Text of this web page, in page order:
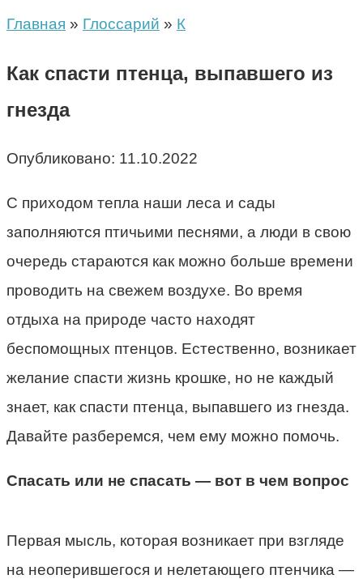
Главная » Глоссарий » К
Как спасти птенца, выпавшего из
гнезда
Опубликовано: 11.10.2022
С приходом тепла наши леса и сады
заполняются птичьими песнями, а люди в свою
очередь стараются как можно больше времени
проводить на свежем воздухе. Во время
отдыха на природе часто находят
беспомощных птенцов. Естественно, возникает
желание спасти жизнь крошке, но не каждый
знает, как спасти птенца, выпавшего из гнезда.
Давайте разберемся, чем ему можно помочь.
Спасать или не спасать — вот в чем вопрос
Первая мысль, которая возникает при взгляде
на неоперившегося и нелетающего птенчика —